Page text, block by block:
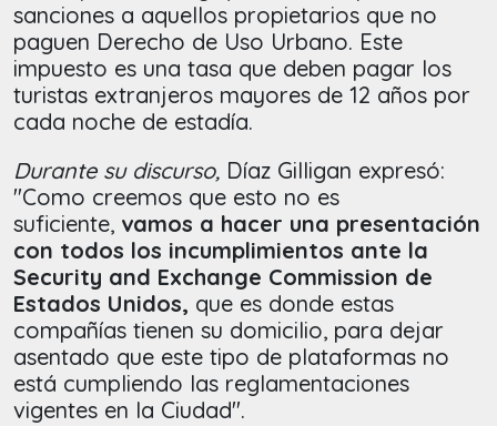
sanciones a aquellos propietarios que no
paguen Derecho de Uso Urbano. Este
impuesto es una tasa que deben pagar los
turistas extranjeros mayores de 12 años por
cada noche de estadía.
Durante su discurso, Díaz Gilligan expresó:
"Como creemos que esto no es
suficiente, vamos a hacer una presentación
con todos los incumplimientos ante la
Security and Exchange Commission de
Estados Unidos, que es donde estas
compañías tienen su domicilio, para dejar
asentado que este tipo de plataformas no
está cumpliendo las reglamentaciones
vigentes en la Ciudad".